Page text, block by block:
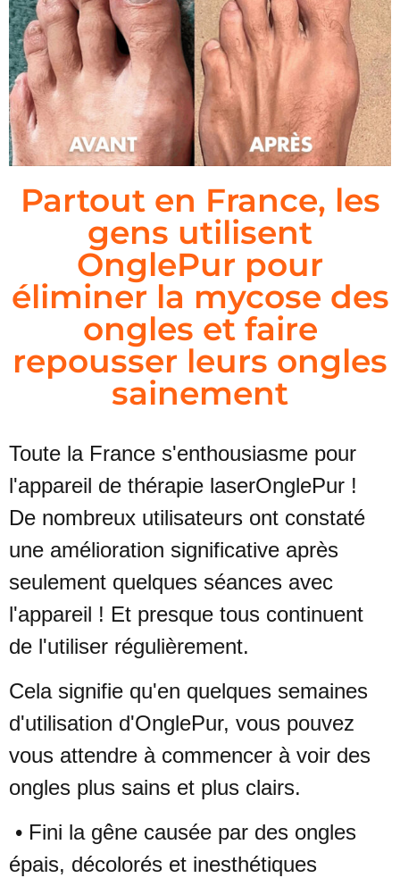
Partout en France, les
gens utilisent
OnglePur pour
éliminer la mycose des
ongles et faire
repousser leurs ongles
sainement
Toute la France s'enthousiasme pour
l'appareil de thérapie laserOnglePur !
De nombreux utilisateurs ont constaté
une amélioration significative après
seulement quelques séances avec
l'appareil ! Et presque tous continuent
de l'utiliser régulièrement.
Cela signifie qu'en quelques semaines
d'utilisation d'OnglePur, vous pouvez
vous attendre à commencer à voir des
ongles plus sains et plus clairs.
• Fini la gêne causée par des ongles
épais, décolorés et inesthétiques